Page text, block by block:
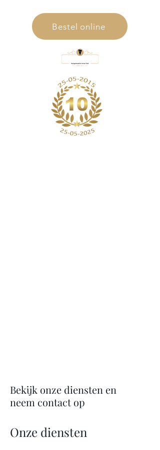
Bestel online
Bekijk onze diensten en
neem contact op
Onze diensten